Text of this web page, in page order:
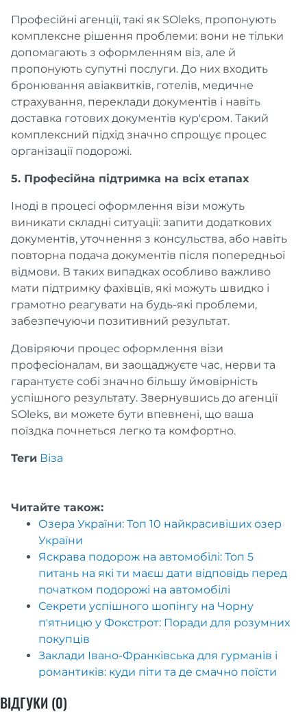
Професійні агенції, такі як SOleks, пропонують
комплексне рішення проблеми: вони не тільки
допомагають з оформленням віз, але й
пропонують супутні послуги. До них входить
бронювання авіаквитків, готелів, медичне
страхування, переклади документів і навіть
доставка готових документів кур'єром. Такий
комплексний підхід значно спрощує процес
організації подорожі.
5. Професійна підтримка на всіх етапах
Іноді в процесі оформлення візи можуть
виникати складні ситуації: запити додаткових
документів, уточнення з консульства, або навіть
повторна подача документів після попередньої
відмови. В таких випадках особливо важливо
мати підтримку фахівців, які можуть швидко і
грамотно реагувати на будь-які проблеми,
забезпечуючи позитивний результат.
Довіряючи процес оформлення візи
професіоналам, ви заощаджуєте час, нерви та
гарантуєте собі значно більшу ймовірність
успішного результату. Звернувшись до агенції
SOleks, ви можете бути впевнені, що ваша
поїздка почнеться легко та комфортно.
Теги Віза
Читайте також:
Озера України: Топ 10 найкрасивіших озер
України
Яскрава подорож на автомобілі: Топ 5
питань на які ти маєш дати відповідь перед
початком подорожі на автомобілі
Секрети успішного шопінгу на Чорну
п'ятницю у Фокстрот: Поради для розумних
покупців
Заклади Івано-Франківська для гурманів і
романтиків: куди піти та де смачно поїсти
ВІДГУКИ (0)